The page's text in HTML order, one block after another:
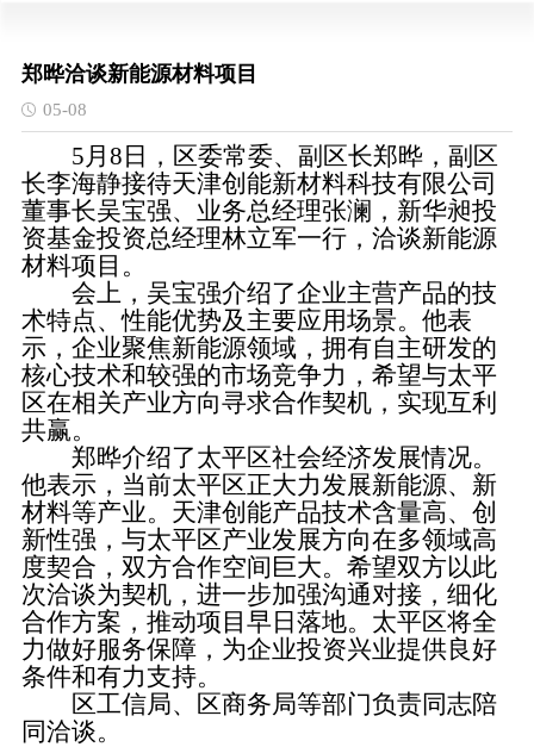
郑晔洽谈新能源材料项目
05-08
5月8日，区委常委、副区长郑晔，副区
长李海静接待天津创能新材料科技有限公司
董事长吴宝强、业务总经理张澜，新华昶投
资基金投资总经理林立军一行，洽谈新能源
材料项目。
会上，吴宝强介绍了企业主营产品的技
术特点、性能优势及主要应用场景。他表
示，企业聚焦新能源领域，拥有自主研发的
核心技术和较强的市场竞争力，希望与太平
区在相关产业方向寻求合作契机，实现互利
共赢。
郑晔介绍了太平区社会经济发展情况。
他表示，当前太平区正大力发展新能源、新
材料等产业。天津创能产品技术含量高、创
新性强，与太平区产业发展方向在多领域高
度契合，双方合作空间巨大。希望双方以此
次洽谈为契机，进一步加强沟通对接，细化
合作方案，推动项目早日落地。太平区将全
力做好服务保障，为企业投资兴业提供良好
条件和有力支持。
区工信局、区商务局等部门负责同志陪
同洽谈。